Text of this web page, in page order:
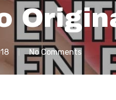
No Comments